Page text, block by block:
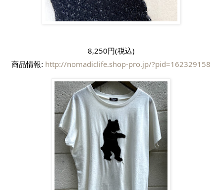
8,250円(税込)
商品情報: http://nomadiclife.shop-pro.jp/?pid=162329158